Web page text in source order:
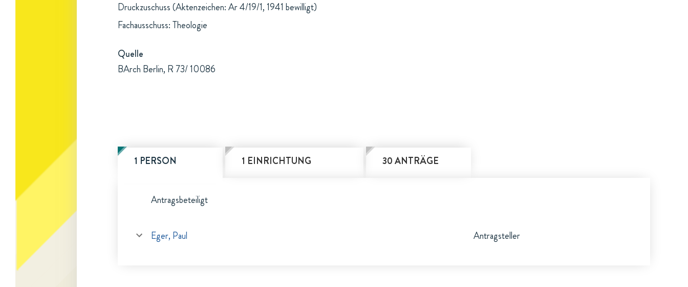
Druckzuschuss (Aktenzeichen: Ar 4/19/1, 1941 bewilligt)
Fachausschuss: Theologie
Quelle
BArch Berlin, R 73/ 10086
1 PERSON 1 EINRICHTUNG 30 ANTRÄGE
Antragsbeteiligt
Eger, Paul Antragsteller